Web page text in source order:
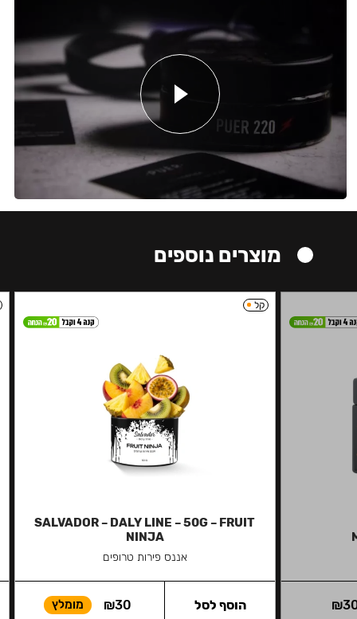
מוצרים נוספים
₪
קל
SALVADOR – DALY LINE – 50G – FRUIT
NINJA
אננס פירות טרופים
₪30 מומלץ הוסף לסל